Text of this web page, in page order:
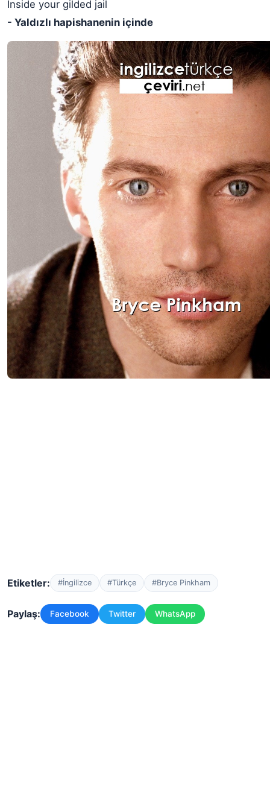
Inside your gilded jail
- Yaldızlı hapishanenin içinde
Etiketler: #İngilizce #Türkçe #Bryce Pinkham
Paylaş: Facebook Twitter WhatsApp